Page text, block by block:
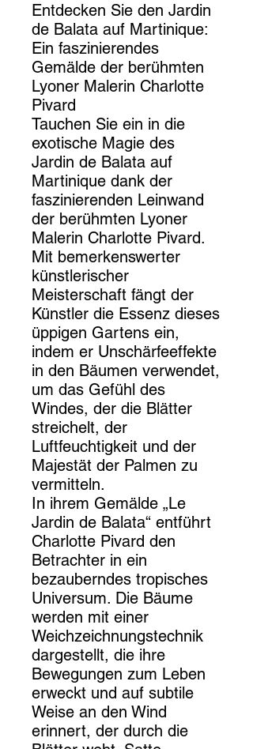
Entdecken Sie den Jardin
de Balata auf Martinique:
Ein faszinierendes
Gemälde der berühmten
Lyoner Malerin Charlotte
Pivard
Tauchen Sie ein in die
exotische Magie des
Jardin de Balata auf
Martinique dank der
faszinierenden Leinwand
der berühmten Lyoner
Malerin Charlotte Pivard.
Mit bemerkenswerter
künstlerischer
Meisterschaft fängt der
Künstler die Essenz dieses
üppigen Gartens ein,
indem er Unschärfeeffekte
in den Bäumen verwendet,
um das Gefühl des
Windes, der die Blätter
streichelt, der
Luftfeuchtigkeit und der
Majestät der Palmen zu
vermitteln.
In ihrem Gemälde „Le
Jardin de Balata“ entführt
Charlotte Pivard den
Betrachter in ein
bezauberndes tropisches
Universum. Die Bäume
werden mit einer
Weichzeichnungstechnik
dargestellt, die ihre
Bewegungen zum Leben
erweckt und auf subtile
Weise an den Wind
erinnert, der durch die